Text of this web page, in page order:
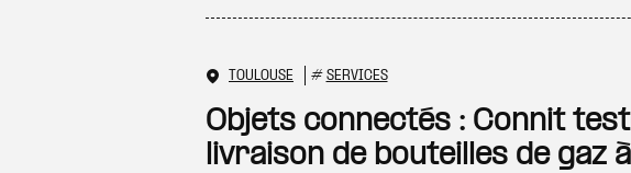
TOULOUSE # SERVICES
Objets connectés : Connit
livraison de bouteilles de gaz